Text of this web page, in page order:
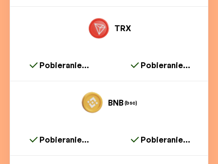
TRX
Pobieranie... Pobieranie...
BNB(bsc)
Pobieranie... Pobieranie...